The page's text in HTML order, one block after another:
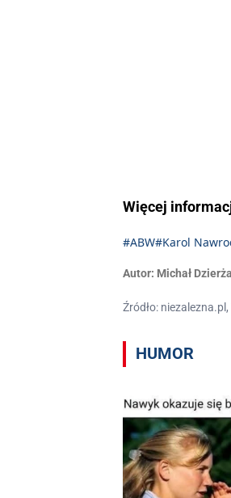
Więcej
#ABW#Karol
Autor: Michał
Źródło:
HUMOR